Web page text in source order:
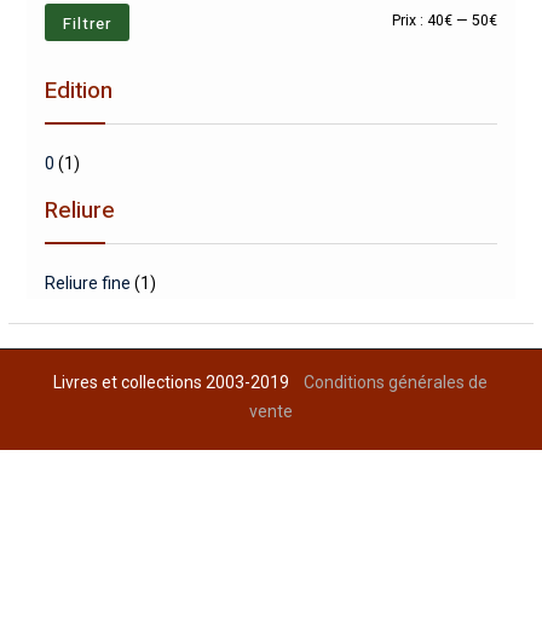
Prix
Prix
Filtrer Prix :40€ —50€
Edition
0 (1)
Reliure
Reliure fine (1)
Livres et collections 2003-2019Conditions générales de
vente